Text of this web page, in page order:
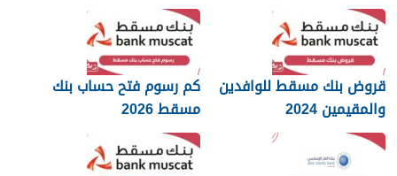
قروض بنك مسقط للوافدين
والمقيمين 2024
كم رسوم فتح حساب بنك
مسقط 2026